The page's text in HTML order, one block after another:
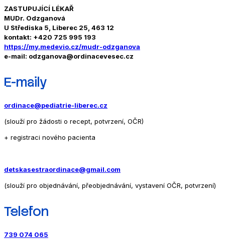
ZASTUPUJÍCÍ LÉKAŘ
MUDr. Odzganová
U Střediska 5, Liberec 25, 463 12
kontakt: +420 725 995 193
https://my.medevio.cz/mudr-odzganova
e-mail: odzganova@ordinacevesec.cz
E-maily
ordinace@pediatrie-liberec.cz
(slouží pro žádosti o recept, potvrzení, OČR)
+ registraci nového pacienta
detskasestraordinace@gmail.com
(slouží pro objednávání, přeobjednávání, vystavení OČR, potvrzení)
Telefon
739 074 065